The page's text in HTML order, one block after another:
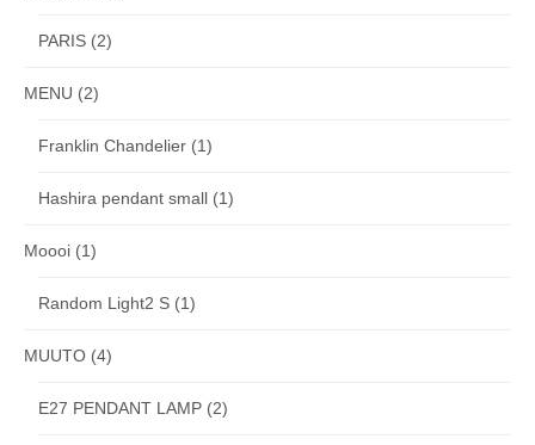
PARIS (2)
MENU (2)
Franklin Chandelier (1)
Hashira pendant small (1)
Moooi (1)
Random Light2 S (1)
MUUTO (4)
E27 PENDANT LAMP (2)